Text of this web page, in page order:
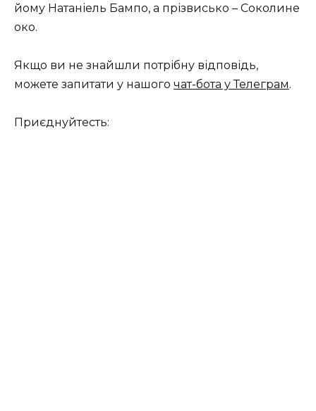
йому Натаніель Бампо, а прізвисько – Соколине
око.
Якщо ви не знайшли потрібну відповідь,
можете запитати у нашого чат-бота у Телеграм.
Приєднуйтесть: